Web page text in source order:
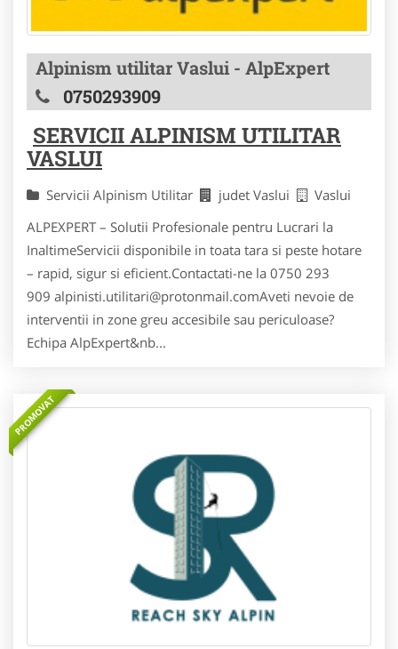
Alpinism utilitar Vaslui - AlpExpert
0750293909
SERVICII ALPINISM UTILITAR
VASLUI
Servicii Alpinism Utilitar judet Vaslui
Vaslui
ALPEXPERT – Solutii Profesionale pentru Lucrari la
InaltimeServicii disponibile in toata tara si peste hotare
– rapid, sigur si eficient.Contactati-ne la 0750 293
909 alpinisti.utilitari@protonmail.comAveti nevoie de
interventii in zone greu accesibile sau periculoase?
Echipa AlpExpert&nb...
PROMOVAT